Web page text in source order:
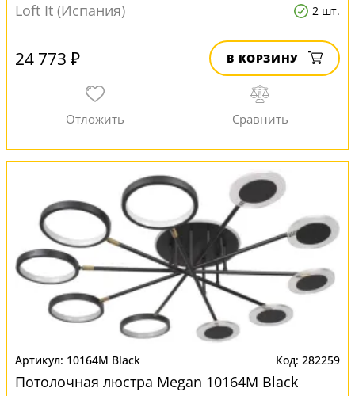
Loft It (Испания) 2 шт.
24 773 ₽ В КОРЗИНУ
10164M Black 282259
Потолочная люстра Megan 10164M Black